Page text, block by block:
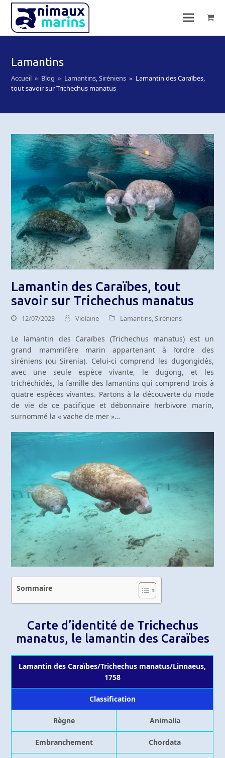
Lamantins
Accueil » Blog » Lamantins,Siréniens » Lamantin des Caraïbes,
tout savoir sur Trichechus manatus
Lamantin des Caraïbes, tout
savoir sur Trichechus manatus
12/07/2023 Violaine Lamantins,Siréniens
Le lamantin des Caraïbes (Trichechus manatus) est un
grand mammifère marin appartenant à l’ordre des
siréniens (ou Sirenia). Celui-ci comprend les dugongidés,
avec une seule espèce vivante, le dugong, et les
trichéchidés, la famille des lamantins qui comprend trois à
quatre espèces vivantes. Partons à la découverte du mode
de vie de ce pacifique et débonnaire herbivore marin,
surnommé la « vache de mer »…
Sommaire
Carte d’identité de Trichechus
manatus, le lamantin des Caraïbes
Lamantin des Caraïbes/Trichechus manatus/Linnaeus,
1758
Classification
Règne Animalia
Embranchement Chordata